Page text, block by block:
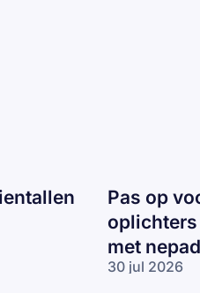
Pas op
met
30 jul 2026